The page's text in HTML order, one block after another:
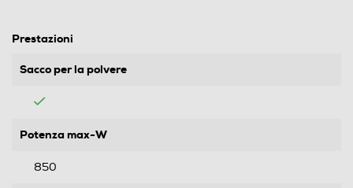
Prestazioni
Sacco per la polvere
Potenza max-W
850